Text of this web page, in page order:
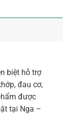
biệt hỗ trợ
đau cơ,
được
tại Nga –